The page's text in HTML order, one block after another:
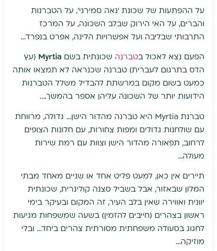
על ההפתעות של שכונת 'נאה סמירני', על הטברנות
והברים, על האי הירוק שבלב השכונה, על המרכז
התרבותי שבליבה ועל אפשרויות הלינה, אפרט בנפרד…
הפעם נצא לאכול בטברנה שכונתית בשם Myrtia (עץ
הדס בתרגום לעברית) טברנה שכנראה לא תמצאו אותה
כמעט בשום מקום במרשתת להבדיל משלל הטברנות
הידועות יותר של השכונה עליהן אספר בהמשך….
טברנת Myrtia היא טברנה מהדור הישן… גדולה, מרווחת
עם שולחנות גדולים ומפות צחורות, עם חלונות הצופים
לרחוב, תפאורה מהדור הישן וצוות עם רמת שירות
מעולה…
תיירים אין כאן, למעט פליט אחד או שניים מאחד מבתי
המלון שבאזור, אבל בשביל סצנה קולינרית, שכונתית
יוונית ואווירה שאין בלב העיר, זה המקום ובעיקר בימי
ראשון בצהרים (חייבים להזמין) בשעה שמשפחות מגיעות
לחגוג בסעודה משפחתית מסורתית צהרים ביחד… ובלי
מוזיקה…